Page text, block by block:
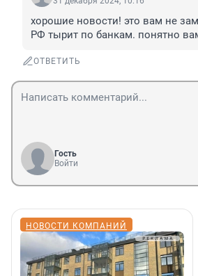
хорошие новости! это вам не
РФ тырит по банкам. понятно
ОТВЕТИТЬ
Гость
Войти
НОВОСТИ КОМПАНИЙ